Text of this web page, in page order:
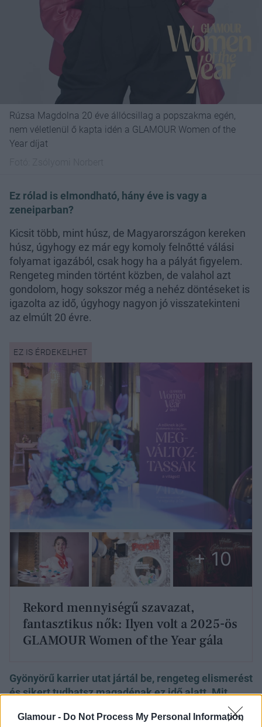
Glamour - Do Not Process My Personal Information
Rúzsa Magdolna 20 éve állócsillag a popszakma egén,
nem véletlenül ő kapta idén a GLAMOUR Women of the
Year díjat
Ez rólad is elmondható, hány éve is vagy a
zeneiparban?
Kicsit több, mint húsz, de Magyarországon kereken
húsz, úgyhogy ez már egy komoly felnőtté válási
folyamat igazából, csak hogy ha a pályát figyelem.
Rengeteg minden történt közben, de valahol azt
gondolom, hogy sokszor még a nehéz döntéseket is
igazolta az idő, úgyhogy nagyon jó visszatekinteni
az elmúlt 20 évre.
Rekord mennyiségű szavazat,
fantasztikus nők: Ilyen volt a 2025-ös
GLAMOUR Women of the Year gála
+ 10
Gyönyörű karrier utat jártál be, rengeteg elismerést
és sikert tudhatsz magadénak ez idő alatt. Mit
gondolsz, mi inspirál téged, hogy mindig megújulj,
és hogyan tudtál sikeres maradni a zeneiparban?